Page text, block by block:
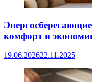
комфорт и
19.06.202622.11.2025